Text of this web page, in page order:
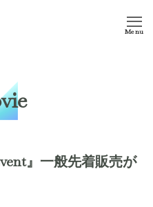
Menu
』一般先着販売が